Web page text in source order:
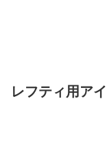
レフティ用ア